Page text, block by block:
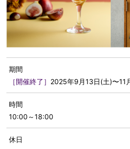
期間
［開催終了］ 2025年9月13日(土)〜11
時間
10:00～18:00
休日